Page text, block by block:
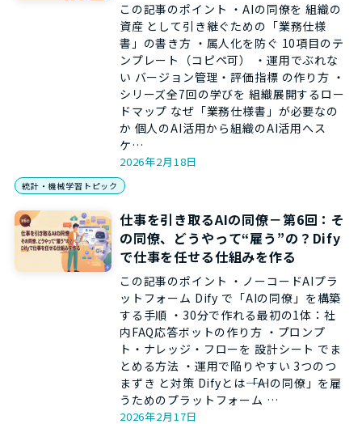
この記事のポイント ・AIの同僚を 組織の
資産 として引き継ぐための「業務仕様
書」の書き方 ・属人化を防ぐ 10項目のテ
ンプレート（コピペ可） ・運用でぶれな
い バージョン管理・評価指標 の作り方 ・
シリーズ全7回の学びを 組織展開するロー
ドマップ なぜ「業務仕様書」が必要なの
か 個人のAI活用から組織のAI活用へス
ケ…
2026年2月18日
統計・機械学習トピック
仕事を引き取るAIの同僚－第6回：そ
の同僚、どうやって“雇う”の？Dify
で仕事を任せる仕組みを作る
この記事のポイント ・ノーコードAIプラ
ットフォーム Dify で「AIの同僚」を構築
する手順 ・30分で作れる最初の1体：社
内FAQ応答ボットの作り方 ・プロンプ
ト・ナレッジ・フローを 設計シート でま
とめる方法 ・運用で陥りやすい 3つのつ
まずき と対策 Difyとは――「AIの同僚」を雇
うためのプラットフォーム …
2026年2月17日